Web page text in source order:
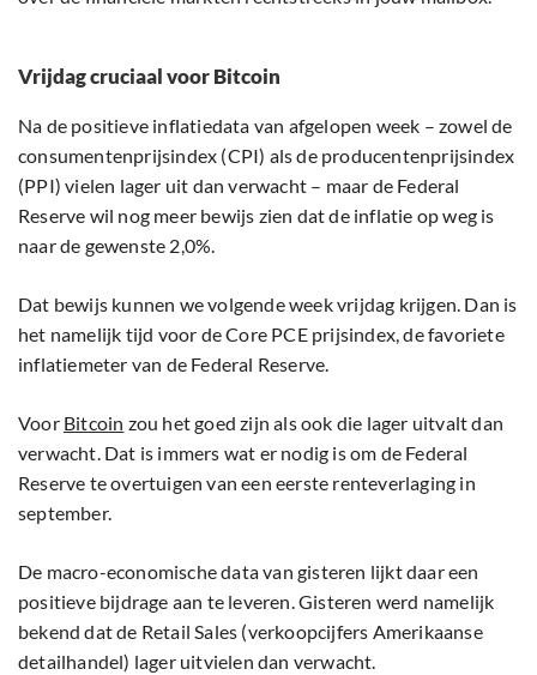
Vrijdag cruciaal voor Bitcoin
Na de positieve inflatiedata van afgelopen week – zowel de
consumentenprijsindex (CPI) als de producentenprijsindex
(PPI) vielen lager uit dan verwacht – maar de Federal
Reserve wil nog meer bewijs zien dat de inflatie op weg is
naar de gewenste 2,0%.
Dat bewijs kunnen we volgende week vrijdag krijgen. Dan is
het namelijk tijd voor de Core PCE prijsindex, de favoriete
inflatiemeter van de Federal Reserve.
Voor Bitcoin zou het goed zijn als ook die lager uitvalt dan
verwacht. Dat is immers wat er nodig is om de Federal
Reserve te overtuigen van een eerste renteverlaging in
september.
De macro-economische data van gisteren lijkt daar een
positieve bijdrage aan te leveren. Gisteren werd namelijk
bekend dat de Retail Sales (verkoopcijfers Amerikaanse
detailhandel) lager uitvielen dan verwacht.